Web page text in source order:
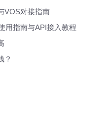
VOS对接指南
用指南与API接入教程
？